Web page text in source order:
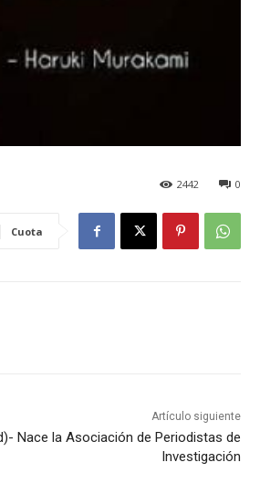
0
2442
Cuota
Artículo siguiente
Nace la Asociación de Periodistas de
Investigación